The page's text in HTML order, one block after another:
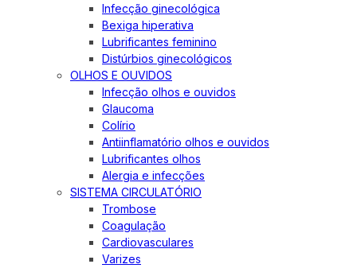
Infecção ginecológica
Bexiga hiperativa
Lubrificantes feminino
Distúrbios ginecológicos
OLHOS E OUVIDOS
Infecção olhos e ouvidos
Glaucoma
Colírio
Antiinflamatório olhos e ouvidos
Lubrificantes olhos
Alergia e infecções
SISTEMA CIRCULATÓRIO
Trombose
Coagulação
Cardiovasculares
Varizes